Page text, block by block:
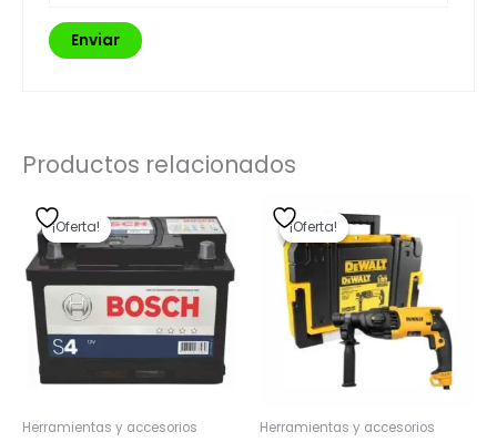
Productos relacionados
¡Oferta!
¡Oferta!
Herramientas y accesorios
precio
original
era:
$ 11.841,00.
precio
actual
es:
$ 9.472,80.
¡Oferta!
¡Oferta!
Herramientas y accesorios
precio
original
era:
$ 19.646,00.
actual
es:
$ 15.716,80.